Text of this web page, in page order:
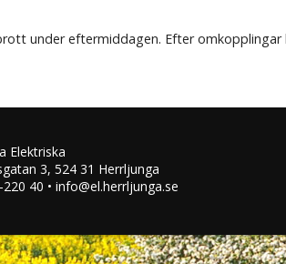
Christian Granath
under eftermiddagen. Efter
Elektriska
3, 524 31 Herrljunga
40 • info@el.herrljunga.se